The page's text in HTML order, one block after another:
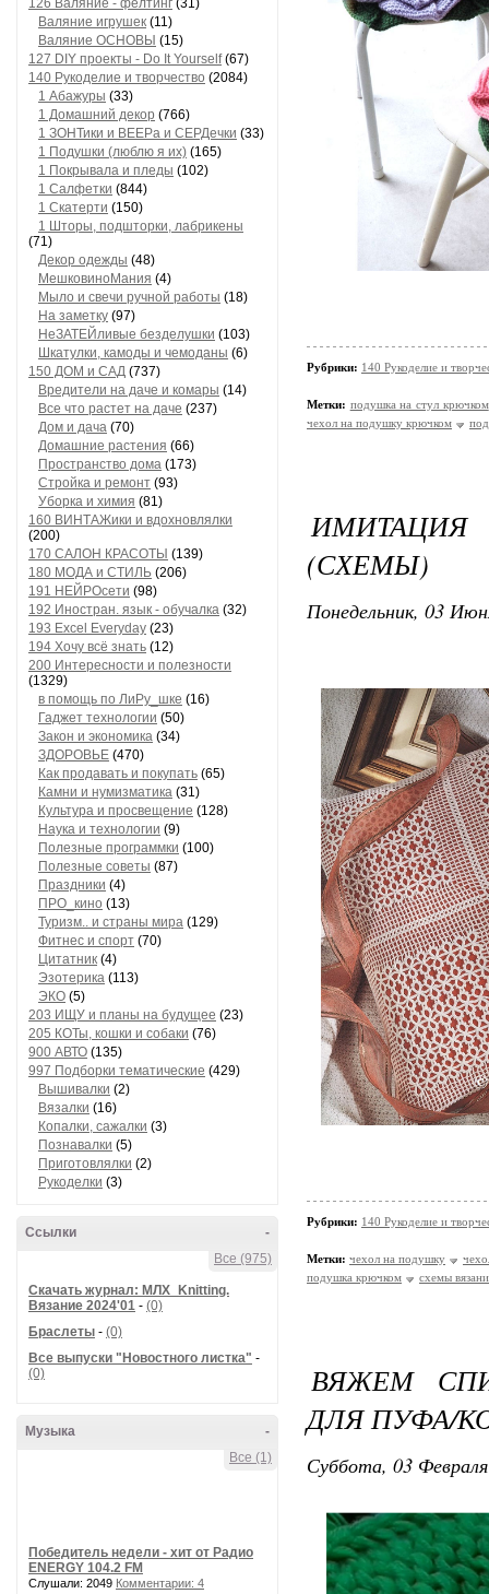
126 Валяние - фелтинг (31)
Валяние игрушек (11)
Валяние ОСНОВЫ (15)
127 DIY проекты - Do It Yourself(67)
140 Рукоделие и творчество (2084)
1 Абажуры (33)
1 Домашний декор (766)
1 ЗОНТики и ВЕЕРа и СЕРДечки (33)
1 Подушки (люблю я их) (165)
1 Покрывала и пледы (102)
1 Салфетки (844)
1 Скатерти (150)
1 Шторы, подшторки, лабрикены
(71)
Декор одежды (48)
МешковиноМания (4)
Мыло и свечи ручной работы (18)
На заметку (97)
НеЗАТЕЙливые безделушки (103)
Шкатулки, камоды и чемоданы (6)
150 ДОМ и САД (737)
Вредители на даче и комары (14)
Все что растет на даче (237)
Дом и дача (70)
Домашние растения (66)
Пространство дома (173)
Стройка и ремонт (93)
Уборка и химия (81)
160 ВИНТАЖики и вдохновлялки
(200)
170 САЛОН КРАСОТЫ (139)
180 МОДА и СТИЛЬ (206)
191 НЕЙРОсети (98)
192 Иностран. язык - обучалка (32)
193 Excel Everyday (23)
194 Хочу всё знать (12)
200 Интересности и полезности
(1329)
в помощь по ЛиРу_шке (16)
Гаджет технологии (50)
Закон и экономика (34)
ЗДОРОВЬЕ (470)
Как продавать и покупать (65)
Камни и нумизматика (31)
Культура и просвещение (128)
Наука и технологии (9)
Полезные программки (100)
Полезные советы (87)
Праздники (4)
ПРО_кино (13)
Туризм.. и страны мира (129)
Фитнес и спорт (70)
Цитатник (4)
Эзотерика (113)
ЭКО (5)
203 ИЩУ и планы на будущее (23)
205 КОТы, кошки и собаки (76)
900 АВТО (135)
997 Подборки тематические (429)
Вышивалки (2)
Вязалки (16)
Копалки, сажалки (3)
Познавалки (5)
Приготовлялки (2)
Рукоделки (3)
-
Ссылки
Все (975)
Скачать журнал: МЛХ_Knitting.
Вязание 2024'01 - (0)
Браслеты - (0)
Все выпуски "Новостного листка" -
(0)
-
Музыка
Все (1)
Победитель недели - хит от Радио
ENERGY 104.2 FM
Слушали: 2049 Комментарии: 4
Рубрики: 140 Рукоделие и
Метки: подушка на стул крючком
чехол на подушку крючком
(СХЕМЫ)
Понедельник, 03
Рубрики: 140 Рукоделие и
Метки: чехол на подушку
подушка крючком
схемы
ВЯЖЕМ
ДЛЯ ПУФА/
Суббота, 03